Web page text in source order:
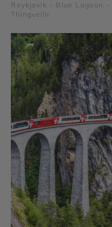
Reykjavik - Blue Lagoon -
Thingvellir